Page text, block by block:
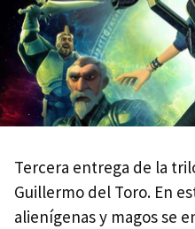
Tercera entrega de la
Guillermo del Toro. En
alienígenas y magos se